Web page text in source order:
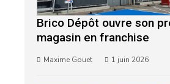
Brico Dépôt ouvre son
magasin en franchise
Maxime Gouet 1 juin 2026